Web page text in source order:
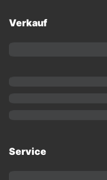
Verkauf
Service